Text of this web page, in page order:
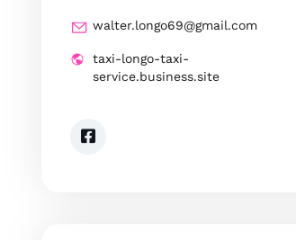
walter.longo69@gmail.com
taxi-longo-taxi-
service.business.site